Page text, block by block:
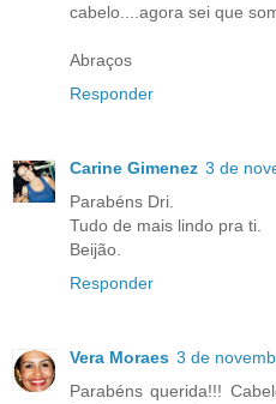
cabelo....agora sei que
Abraços
Responder
Carine Gimenez 3 de
Parabéns Dri.
Tudo de mais lindo pra ti.
Beijão.
Responder
Vera Moraes 3 de
Parabéns querida!!!